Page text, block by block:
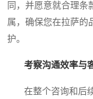
同，并愿意就合理条
属，确保您在拉萨的
护。
考察沟通效率与
在整个咨询和后续